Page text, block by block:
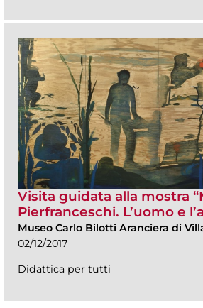
Visita guidata alla mostra
Pierfranceschi. L’uomo e
Museo Carlo Bilotti Aranciera di
02/12/2017
Didattica per tutti